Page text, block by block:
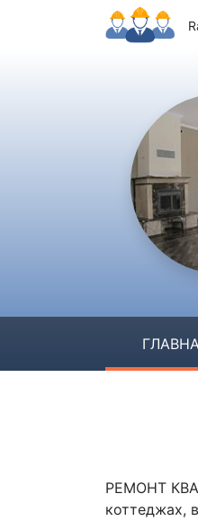
РЕМОНТ
коттеджах,